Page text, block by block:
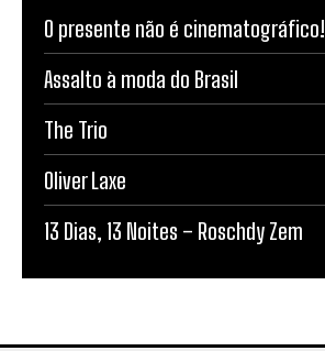
O presente não é cinematográfico!
Assalto à moda do Brasil
The Trio
Oliver Laxe
13 Dias, 13 Noites – Roschdy Zem